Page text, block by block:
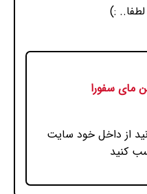
:)
سفورا
از داخل خود سایت
کنید